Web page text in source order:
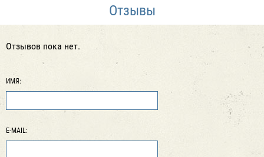
Отзывы
Отзывов пока нет.
ИМЯ:
E-MAIL: